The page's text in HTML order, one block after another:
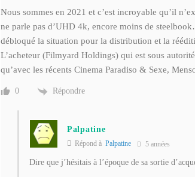
Nous sommes en 2021 et c’est incroyable qu’il
ne parle pas d’UHD 4k, encore moins de
débloqué la situation pour la distribution et la
L’acheteur (Filmyard Holdings) qui est sous
qu’avec les récents Cinema Paradiso & Sexe,
0 Répondre
Palpatine
Répond à Palpatine 5 années
Dire que j’hésitais à l’époque de sa sortie